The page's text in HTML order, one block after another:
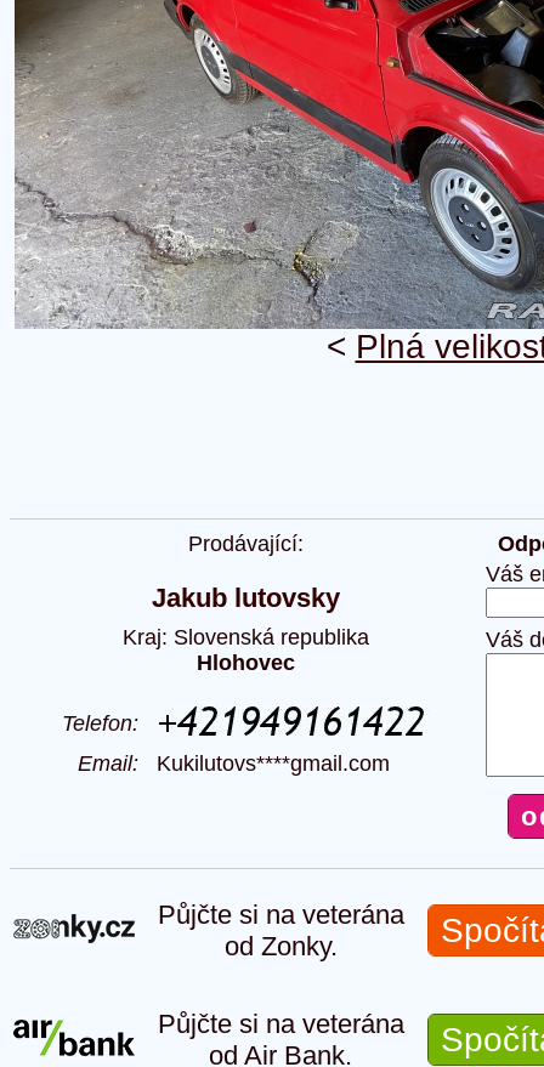
< Plná
Prodávající:
Jakub lutovsky
Kraj: Slovenská republika
Hlohovec
Telefon:
Email: Kukilutovs****gmail.com
Váš
Váš
Půjčte si na veterána
od Zonky.
Půjčte si na veterána
od Air Bank.